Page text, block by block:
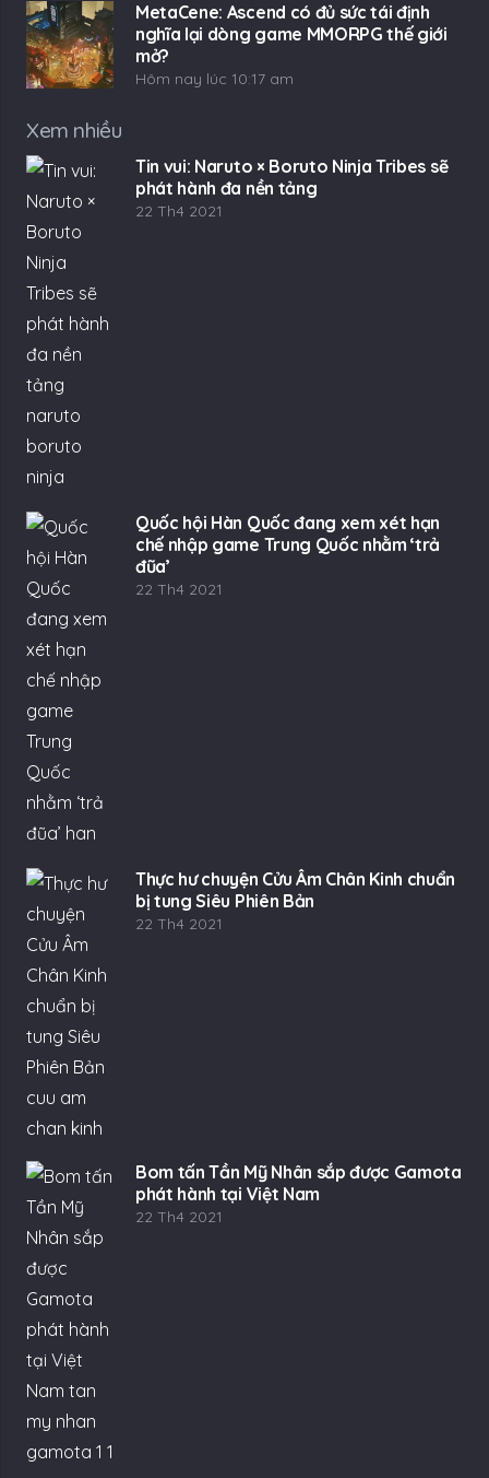
MetaCene: Ascend có đủ sức tái định
nghĩa lại dòng game MMORPG thế giới
mở?
Hôm nay lúc 10:17 am
Xem nhiều
Tin vui: Naruto × Boruto Ninja Tribes sẽ
phát hành đa nền tảng
22 Th4 2021
Quốc hội Hàn Quốc đang xem xét hạn
chế nhập game Trung Quốc nhằm ‘trả
đũa’
22 Th4 2021
Thực hư chuyện Cửu Âm Chân Kinh chuẩn
bị tung Siêu Phiên Bản
22 Th4 2021
Bom tấn Tần Mỹ Nhân sắp được Gamota
phát hành tại Việt Nam
22 Th4 2021